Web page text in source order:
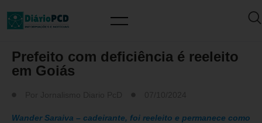
Prefeito com deficiência é reeleito
em Goiás
Wander Saraiva – cadeirante, foi reeleito e permanece como